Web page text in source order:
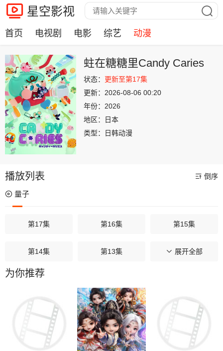
星空影视
首页 电视剧 电影 综艺 动漫
蛀在糖糖里Candy Caries
状态： 更新至第17集
更新： 2026-08-06 00:20
年份： 2026
地区：
日本
类型：
日韩动漫
播放列表 倒序
量子
第17集 第16集 第15集
第14集 第13集 第12集
第11集
第07集
第05集 第04集 第03集
展开全部
为你推荐